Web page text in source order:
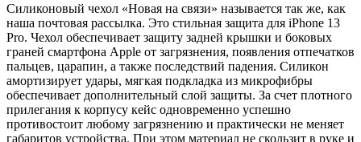
Силиконовый чехол «Новая на связи» называется так же, как
наша почтовая рассылка. Это стильная защита для iPhone 13
Pro. Чехол обеспечивает защиту задней крышки и боковых
граней смартфона Apple от загрязнения, появления отпечатков
пальцев, царапин, а также последствий падения. Силикон
амортизирует удары, мягкая подкладка из микрофибры
обеспечивает дополнительный слой защиты. За счет плотного
прилегания к корпусу кейс одновременно успешно
противостоит любому загрязнению и практически не меняет
габаритов устройства. При этом материал не скользит в руке и